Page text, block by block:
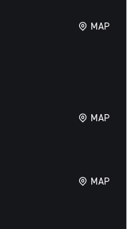
MAP
MAP
MAP